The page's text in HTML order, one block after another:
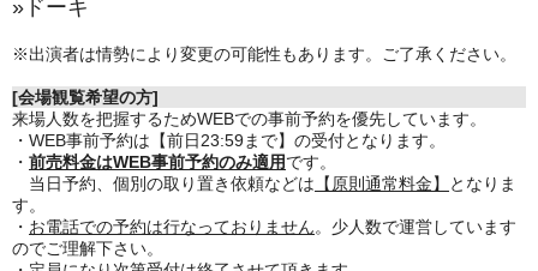
»ドーキ
※出演者は情勢により変更の可能性もあります。ご了承ください。
[会場観覧希望の方]
来場人数を把握するためWEBでの事前予約を優先しています。
・WEB事前予約は【前日23:59まで】の受付となります。
・ 前売料金はWEB事前予約のみ適用です。
当日予約、個別の取り置き依頼などは 【原則通常料金】
となりま
す。
・ お電話での予約は行なっておりません。少人数で運営しています
のでご理解下さい。